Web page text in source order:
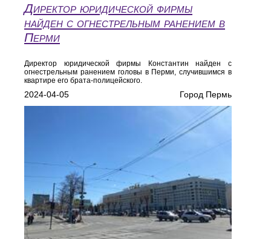
Директор юридической фирмы
найден с огнестрельным ранением в
Перми
Директор юридической фирмы Константин найден с
огнестрельным ранением головы в Перми, случившимся в
квартире его брата-полицейского.
2024-04-05 Город Пермь